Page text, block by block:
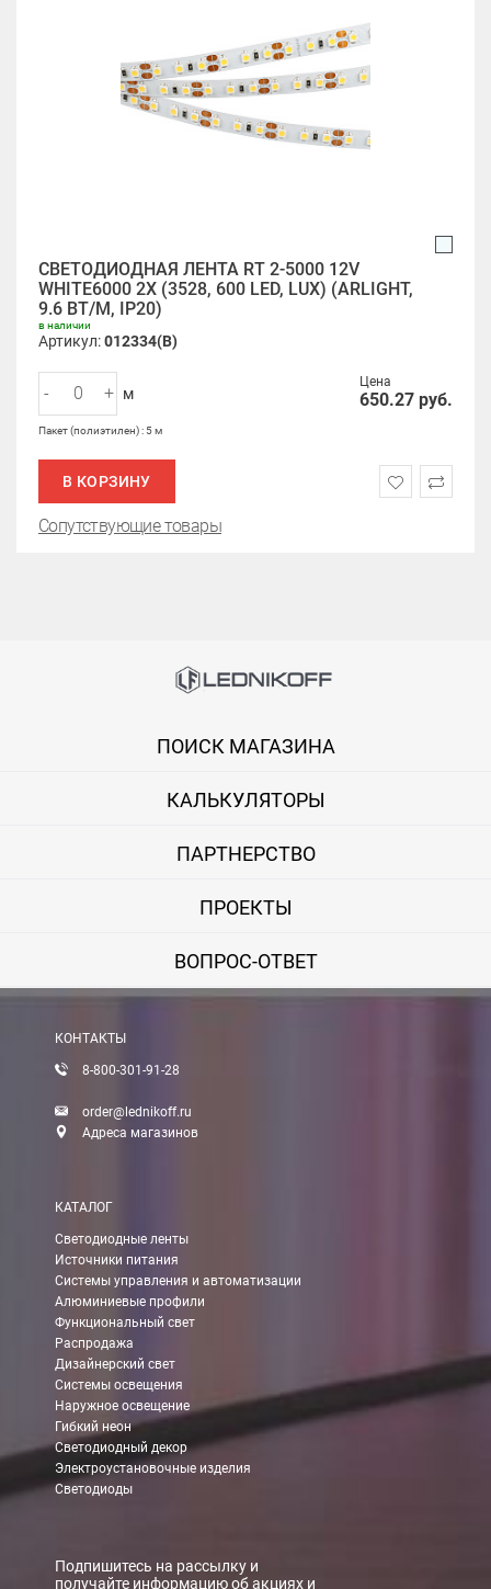
СВЕТОДИОДНАЯ ЛЕНТА RT 2-5000 12V
WHITE6000 2X (3528, 600 LED, LUX) (ARLIGHT,
9.6 ВТ/М, IP20)
в наличии
Артикул:012334(B)
Цена
650.27 руб.
- + м
Пакет (полиэтилен) : 5 м
В КОРЗИНУ
Сопутствующие товары
ПОИСК МАГАЗИНА
КАЛЬКУЛЯТОРЫ
ПАРТНЕРСТВО
ПРОЕКТЫ
ВОПРОС-ОТВЕТ
КОНТАКТЫ
8-800-301-91-28
order@lednikoff.ru
Адреса магазинов
КАТАЛОГ
Светодиодные ленты
Источники питания
Системы управления и автоматизации
Алюминиевые профили
Функциональный свет
Распродажа
Дизайнерский свет
Системы освещения
Наружное освещение
Гибкий неон
Светодиодный декор
Электроустановочные изделия
Светодиоды
Подпишитесь на рассылку и
получайте информацию об акциях и